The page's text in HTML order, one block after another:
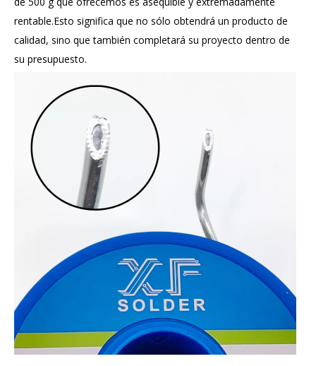
rentable.Esto significa que no sólo obtendrá un producto de
calidad, sino que también completará su proyecto dentro de
su presupuesto.